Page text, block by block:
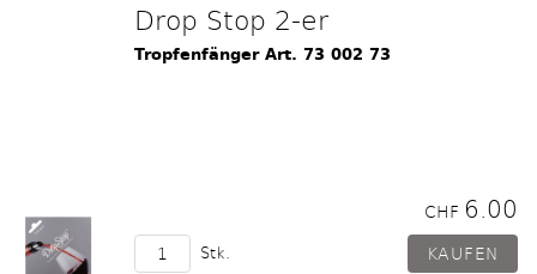
Drop Stop 2-er
Tropfenfänger Art. 73 002 73
CHF 6.00
Stk.